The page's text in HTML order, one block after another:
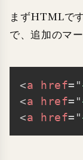
まずHTMLで
で、追加のマ
<a href= "
<a href= "
<a href= "